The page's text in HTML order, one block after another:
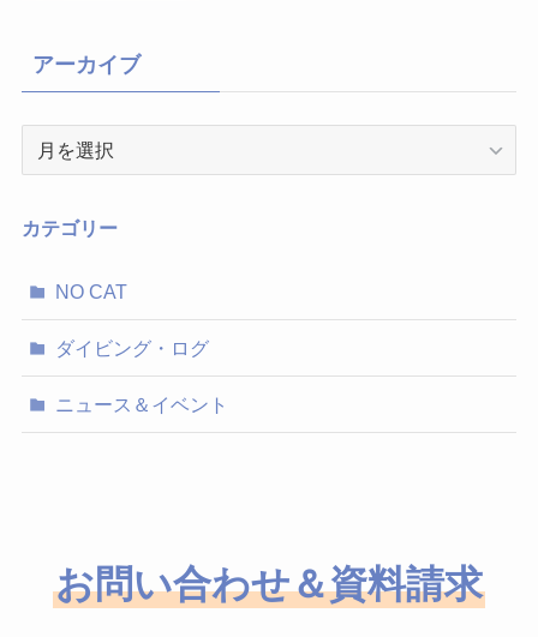
アーカイブ
イ
カテゴリー
NO CAT
ダイビング・ログ
ニュース＆イベント
お問い合わせ＆資料請求